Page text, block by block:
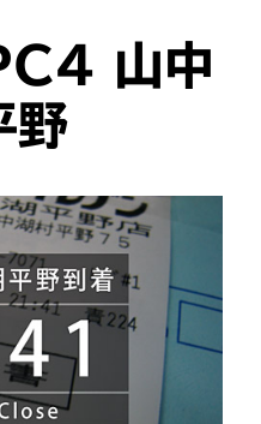
山中
野